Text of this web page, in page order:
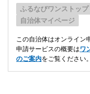
ふるなびワンストップ
自治体マイページ
この自治体はオンライン
申請サービスの概要はワ
のご案内をご覧ください。